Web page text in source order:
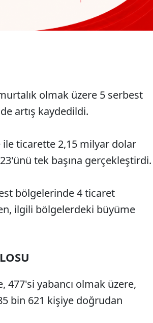
olmak üzere 5 serbest
artış kaydedildi.
ile ticarette 2,15 milyar dolar
tek başına gerçekleştirdi.
bölgelerinde 4 ticaret
ilgili bölgelerdeki büyüme
477'si yabancı olmak üzere,
bin 621 kişiye doğrudan